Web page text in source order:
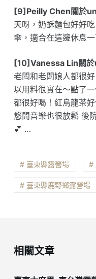
[9]Peilly Chen關於
天呀，奶酥麵包好好
傘，適合在這邊休息
[10]Vanessa Lin關
老闆和老闆娘人都很
以用料很實在～點了
都很好喝！紅烏龍茶
悠閒音樂也很放鬆 後
💕 …
# 臺東縣露營場 #
# 臺東縣鹿野鄉露營場
相關文章